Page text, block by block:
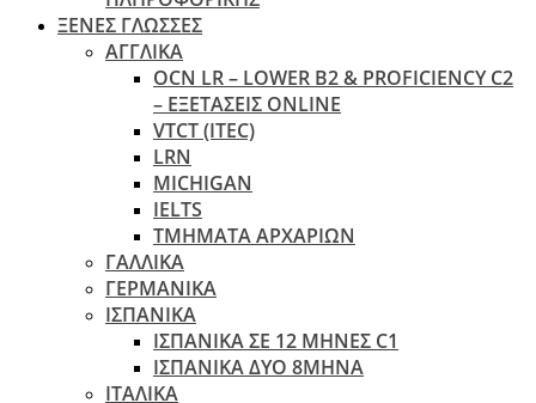
ΞΕΝΕΣ ΓΛΩΣΣΕΣ
ΑΓΓΛΙΚΑ
OCN LR – LOWER B2 & PROFICIENCY C2
– ΕΞΕΤΆΣΕΙΣ ONLINE
VTCT (ITEC)
LRN
MICHIGAN
IELTS
ΤΜΗΜΑΤΑ ΑΡΧΑΡΙΩΝ
ΓΑΛΛΙΚΑ
ΓΕΡΜΑΝΙΚΑ
ΙΣΠΑΝΙΚΑ
ΙΣΠΑΝΙΚΑ ΣΕ 12 ΜΗΝΕΣ C1
ΙΣΠΑΝΙΚΑ ΔΥΟ 8ΜΗΝΑ
ΙΤΑΛΙΚΑ